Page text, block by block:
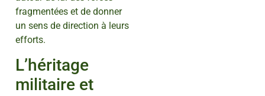
fragmentées et de donner
un sens de direction à leurs
efforts.
L’héritage
militaire et